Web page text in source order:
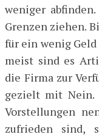
weniger
Grenzen ziehen.
für ein wenig
meist sind es
die Firma zur
gezielt mit Nein.
Vorstellungen
zufrieden sind,